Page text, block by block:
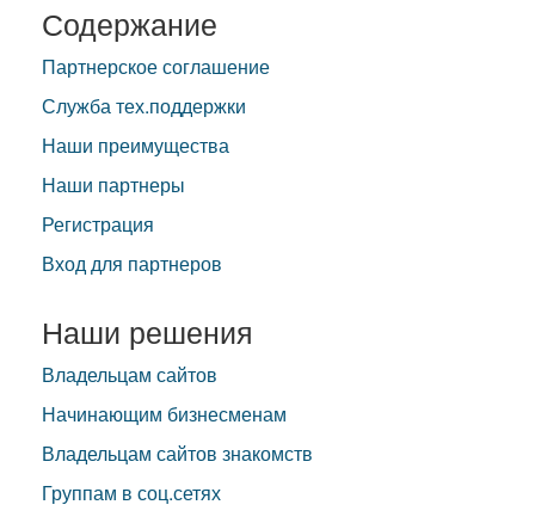
Содержание
Партнерское соглашение
Служба тех.поддержки
Наши преимущества
Наши партнеры
Регистрация
Вход для партнеров
Наши решения
Владельцам сайтов
Начинающим бизнесменам
Владельцам сайтов знакомств
Группам в соц.сетях